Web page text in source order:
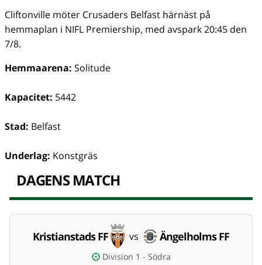
Cliftonville möter Crusaders Belfast härnäst på
hemmaplan i NIFL Premiership, med avspark 20:45 den
7/8.
Hemmaarena: Solitude
Kapacitet: 5442
Stad: Belfast
Underlag: Konstgräs
DAGENS MATCH
Kristianstads FF vs Ängelholms FF
Division 1 - Södra